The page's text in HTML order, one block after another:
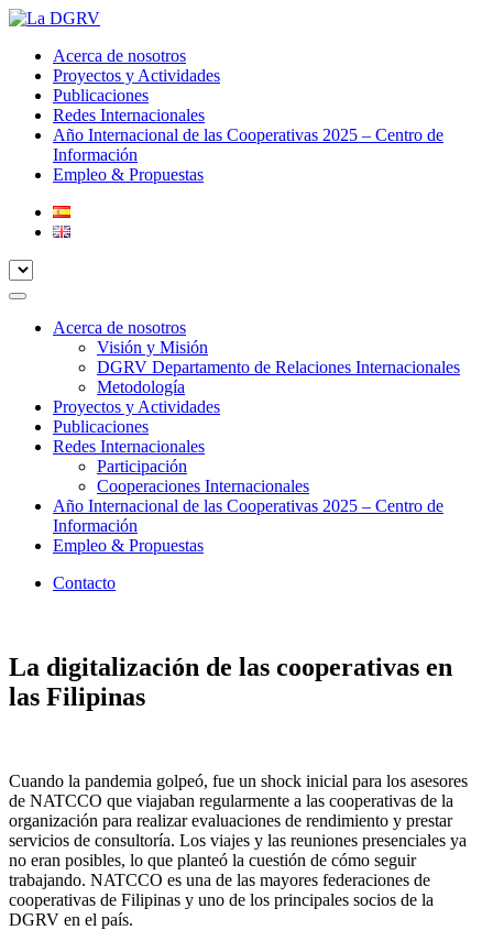
Acerca de nosotros
Proyectos y Actividades
Publicaciones
Redes Internacionales
Año Internacional de las Cooperativas 2025 – Centro de
Información
Empleo & Propuestas
Acerca de nosotros
Visión y Misión
DGRV Departamento de Relaciones Internacionales
Metodología
Proyectos y Actividades
Publicaciones
Redes Internacionales
Participación
Cooperaciones Internacionales
Año Internacional de las Cooperativas 2025 – Centro de
Información
Empleo & Propuestas
Contacto
La digitalización de las cooperativas en
las Filipinas
Cuando la pandemia golpeó, fue un shock inicial para los asesores
de NATCCO que viajaban regularmente a las cooperativas de la
organización para realizar evaluaciones de rendimiento y prestar
servicios de consultoría. Los viajes y las reuniones presenciales ya
no eran posibles, lo que planteó la cuestión de cómo seguir
trabajando. NATCCO es una de las mayores federaciones de
cooperativas de Filipinas y uno de los principales socios de la
DGRV en el país.